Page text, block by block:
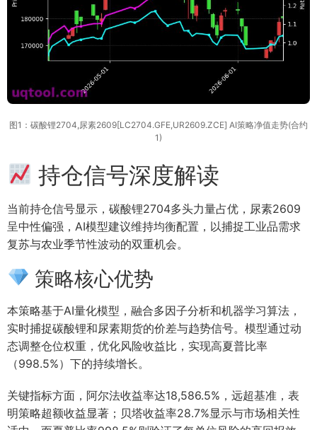
图1：碳酸锂2704,尿素2609[LC2704.GFE,UR2609.ZCE] AI策略净值走势(合约
1)
持仓信号深度解读
当前持仓信号显示，碳酸锂2704多头力量占优，尿素2609
呈中性偏强，AI模型建议维持均衡配置，以捕捉工业品需求
复苏与农业季节性波动的双重机会。
策略核心优势
本策略基于AI量化模型，融合多因子分析和机器学习算法，
实时捕捉碳酸锂和尿素期货的价差与趋势信号。模型通过动
态调整仓位权重，优化风险收益比，实现高夏普比率
（998.5%）下的持续增长。
关键指标方面，阿尔法收益率达18,586.5%，远超基准，表
明策略超额收益显著；贝塔收益率28.7%显示与市场相关性